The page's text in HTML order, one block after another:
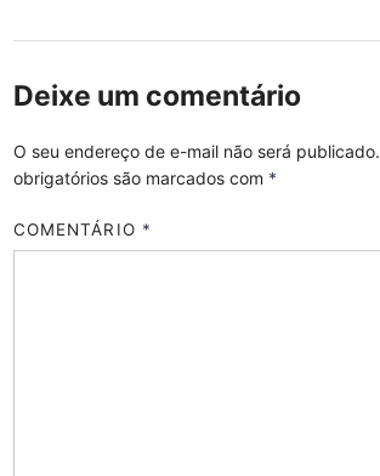
Deixe um comentário
O seu endereço de e-mail não será publicado.
obrigatórios são marcados com *
COMENTÁRIO *